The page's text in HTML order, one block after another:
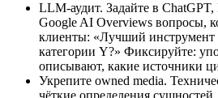
LLM-аудит. Задайте в
Google AI Overviews вопросы,
клиенты: «Лучший инструмент
категории Y?» Фиксируйте:
описывают, какие источники
Укрепите owned media.